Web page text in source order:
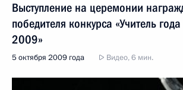
Выступление на церемонии
победителя конкурса «Учитель
2009»
5 октября 2009 года Видео, 6 мин.